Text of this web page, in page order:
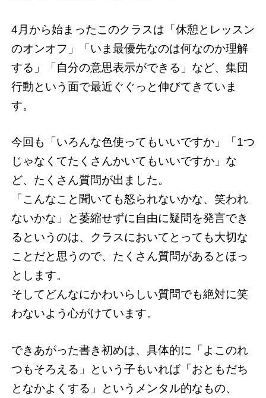
4月から始まったこのクラスは「休憩とレッスン
のオンオフ」「いま最優先なのは何なのか理解
する」「自分の意思表示ができる」など、集団
行動という面で最近ぐぐっと伸びてきていま
す。
今回も「いろんな色使ってもいいですか」「1つ
じゃなくてたくさんかいてもいいですか」な
ど、たくさん質問が出ました。
「こんなこと聞いても怒られないかな、笑われ
ないかな」と萎縮せずに自由に疑問を発言でき
るというのは、クラスにおいてとっても大切な
ことだと思うので、たくさん質問があるとほっ
とします。
そしてどんなにかわいらしい質問でも絶対に笑
わないよう心がけています。
できあがった書き初めは、具体的に「よこのれ
つもそろえる」という子もいれば「おともだち
となかよくする」というメンタル的なもの、